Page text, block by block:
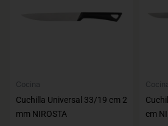
Cocina
Cuchilla Universal 33/19 cm 2
mm NIROSTA
cm